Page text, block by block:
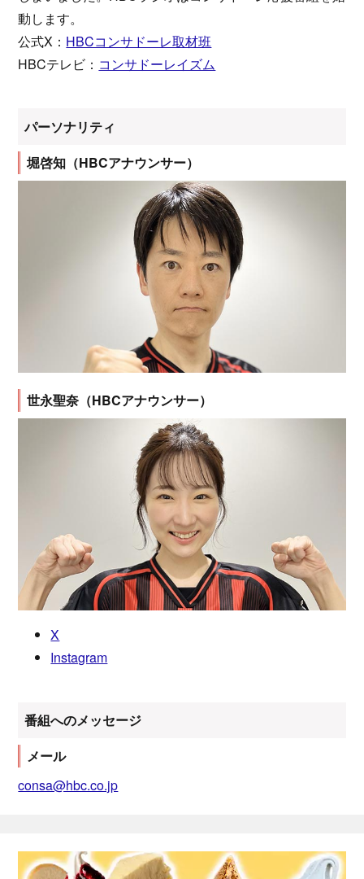
動します。
公式X： HBCコンサドーレ取材班
HBCテレビ： コンサドーレイズム
パーソナリティ
堀啓知（HBCアナウンサー）
世永聖奈（HBCアナウンサー）
X
Instagram
番組へのメッセージ
メール
consa@hbc.co.jp